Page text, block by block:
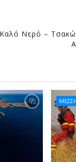
Καλό Νερό –